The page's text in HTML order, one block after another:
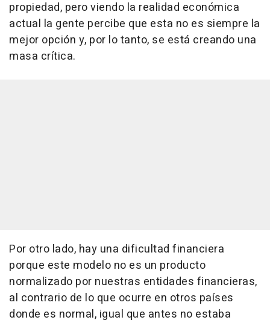
propiedad, pero viendo la realidad económica
actual la gente percibe que esta no es siempre la
mejor opción y, por lo tanto, se está creando una
masa crítica.
Por otro lado, hay una dificultad financiera
porque este modelo no es un producto
normalizado por nuestras entidades financieras,
al contrario de lo que ocurre en otros países
donde es normal, igual que antes no estaba